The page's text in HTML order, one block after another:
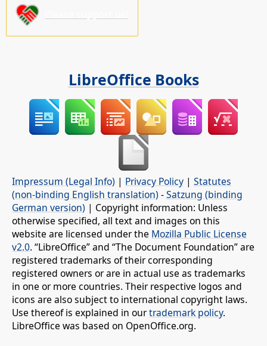
LibreOffice Books
Impressum (Legal Info) | Privacy Policy | Statutes
(non-binding English translation) -Satzung (binding
German version) | Copyright information: Unless
otherwise specified, all text and images on this
website are licensed under the Mozilla Public License
v2.0. “LibreOffice” and “The Document Foundation” are
registered trademarks of their corresponding
registered owners or are in actual use as trademarks
in one or more countries. Their respective logos and
icons are also subject to international copyright laws.
Use thereof is explained in ourtrademark policy.
LibreOffice was based on OpenOffice.org.